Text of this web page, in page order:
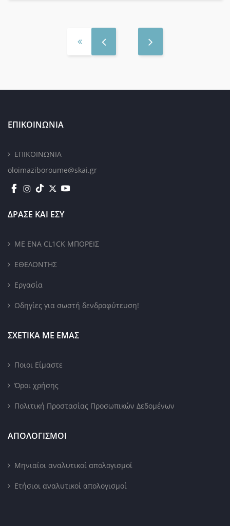
ΕΠΙΚΟΙΝΩΝΙΑ
ΕΠΙΚΟΙΝΩΝΙΑ
oloimaziboroume@skai.gr
ΔΡΑΣΕ ΚΑΙ ΕΣΥ
ΜΕ ΕΝΑ CL1CK ΜΠΟΡΕΙΣ
ΕΘΕΛΟΝΤΗΣ
Εργασία
Οδηγίες για σωστή δενδροφύτευση!
ΣΧΕΤΙΚΑ ΜΕ ΕΜΑΣ
Ποιοι Είμαστε
Όροι χρήσης
Πολιτική Προστασίας Προσωπικών Δεδομένων
ΑΠΟΛΟΓΙΣΜΟΙ
Μηνιαίοι αναλυτικοί απολογισμοί
Ετήσιοι αναλυτικοί απολογισμοί